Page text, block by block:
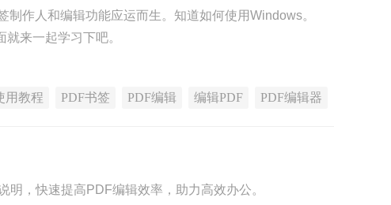
作人和编辑功能应运而生。知道如何使用Windows。
来一起学习下吧。
用教程 PDF书签 PDF编辑 编辑PDF PDF编辑器
，快速提高PDF编辑效率，助力高效办公。